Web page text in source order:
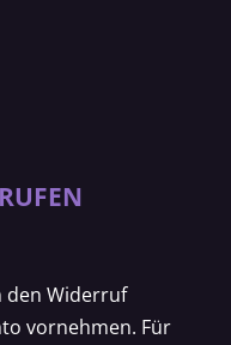
den Widerruf
vornehmen. Für